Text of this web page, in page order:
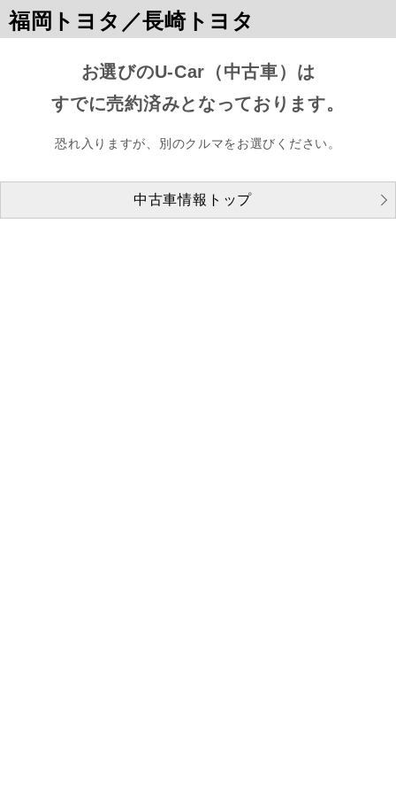
福岡トヨタ／長崎トヨタ
お選びのU-Car（中古車）は
すでに売約済みとなっております。
恐れ入りますが、別のクルマをお選びください。
中古車情報トップ